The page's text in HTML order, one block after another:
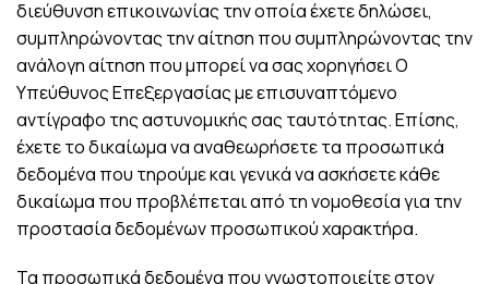
διεύθυνση επικοινωνίας την οποία έχετε δηλώσει,
συμπληρώνοντας την αίτηση που συμπληρώνοντας την
ανάλογη αίτηση που μπορεί να σας χορηγήσει Ο
Υπεύθυνος Επεξεργασίας με επισυναπτόμενο
αντίγραφο της αστυνομικής σας ταυτότητας. Επίσης,
έχετε το δικαίωμα να αναθεωρήσετε τα προσωπικά
δεδομένα που τηρούμε και γενικά να ασκήσετε κάθε
δικαίωμα που προβλέπεται από τη νομοθεσία για την
προστασία δεδομένων προσωπικού χαρακτήρα.
Τα προσωπικά δεδομένα που γνωστοποιείτε στον